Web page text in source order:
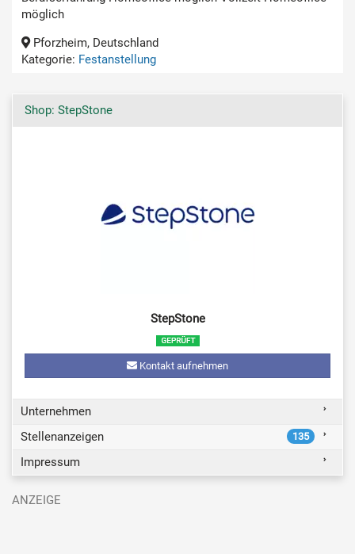
möglich
Pforzheim, Deutschland
Kategorie: Festanstellung
Shop: StepStone
StepStone
Kontakt aufnehmen
Unternehmen
Stellenanzeigen
135
Impressum